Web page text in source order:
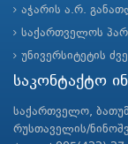
აჭარის ა.რ.
საქართველოს
უნივერსიტეტის
საკონტაქტო
საქართველო,
რუსთაველის/